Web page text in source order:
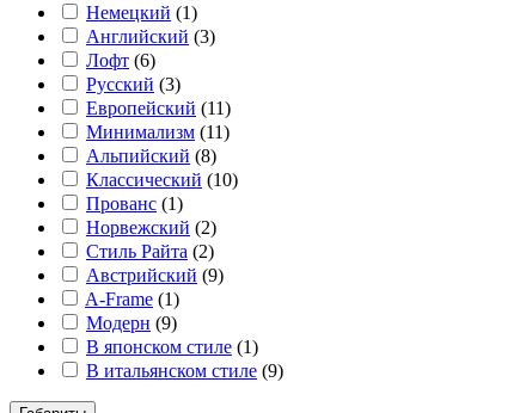
Немецкий (1)
Английский (3)
Лофт (6)
Русский (3)
Европейский (11)
Минимализм (11)
Альпийский (8)
Классический (10)
Прованс (1)
Норвежский (2)
Стиль Райта (2)
Австрийский (9)
A-Frame (1)
Модерн (9)
В японском стиле (1)
В итальянском стиле (9)